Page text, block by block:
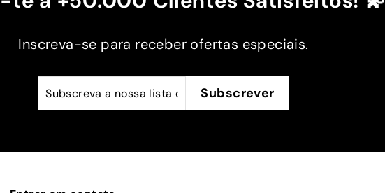
Inscreva-se para receber ofertas especiais.
Subscreva
SubscreverSubscrever